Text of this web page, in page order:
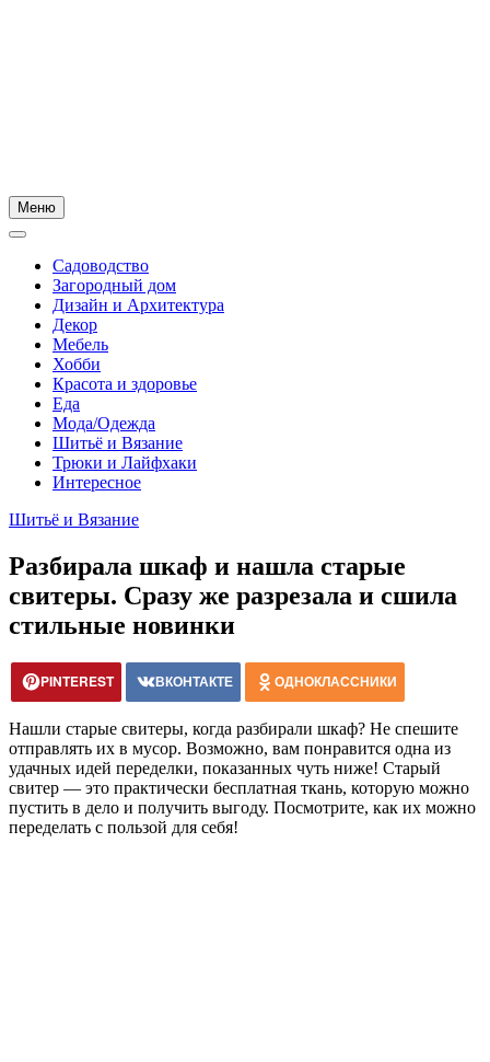
Меню
Садоводство
Загородный дом
Дизайн и Архитектура
Декор
Мебель
Хобби
Красота и здоровье
Еда
Мода/Одежда
Шитьё и Вязание
Трюки и Лайфхаки
Интересное
Шитьё и Вязание
Разбирала шкаф и нашла старые
свитеры. Сразу же разрезала и сшила
стильные новинки
PINTEREST ВКОНТАКТЕ ОДНОКЛАССНИКИ
Нашли старые свитеры, когда разбирали шкаф? Не спешите
отправлять их в мусор. Возможно, вам понравится одна из
удачных идей переделки, показанных чуть ниже! Старый
свитер — это практически бесплатная ткань, которую можно
пустить в дело и получить выгоду. Посмотрите, как их можно
переделать с пользой для себя!